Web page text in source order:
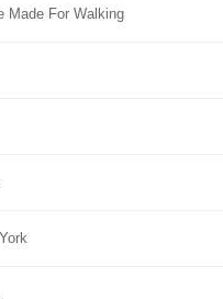
Made For Walking